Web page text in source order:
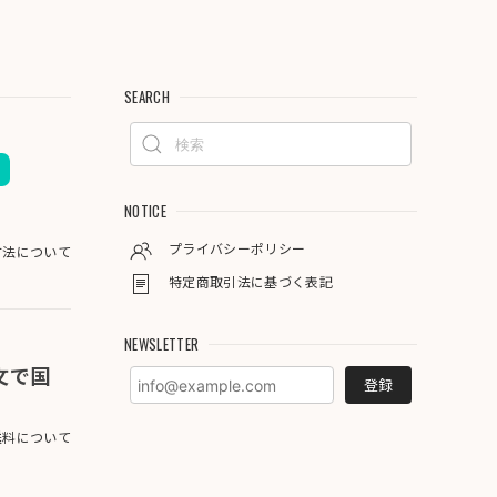
について
で国
料について
SEARCH
NOTICE
プライバシーポリシー
特定商取引法に基づく表記
NEWSLETTER
登録